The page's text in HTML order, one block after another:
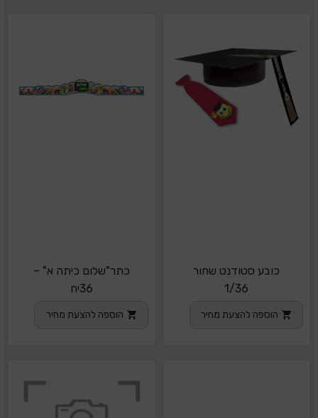
כובע סטודנט שחור
1/36
הוספה להצעת מחיר
כתר"שלום כיתה א" –
36יח
הוספה להצעת מחיר